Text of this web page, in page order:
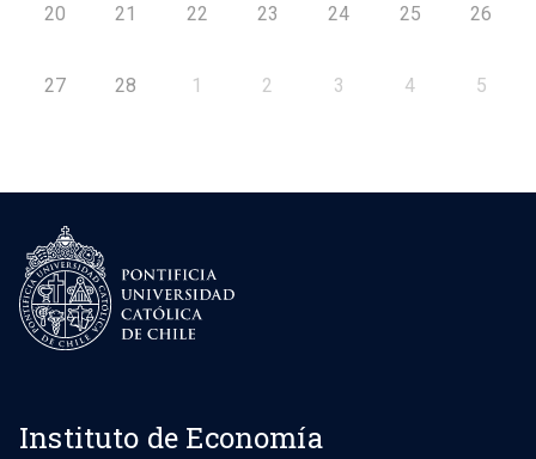
20 21 22 23 24 25 26
27 28 1 2 3 4 5
Instituto de Economía